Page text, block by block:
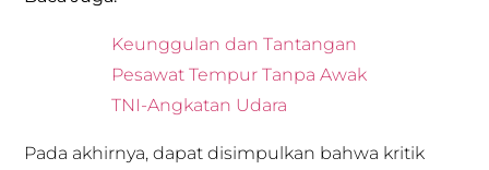
Keunggulan dan Tantangan
Pesawat Tempur Tanpa Awak
TNI-Angkatan Udara
Pada akhirnya, dapat disimpulkan bahwa kritik